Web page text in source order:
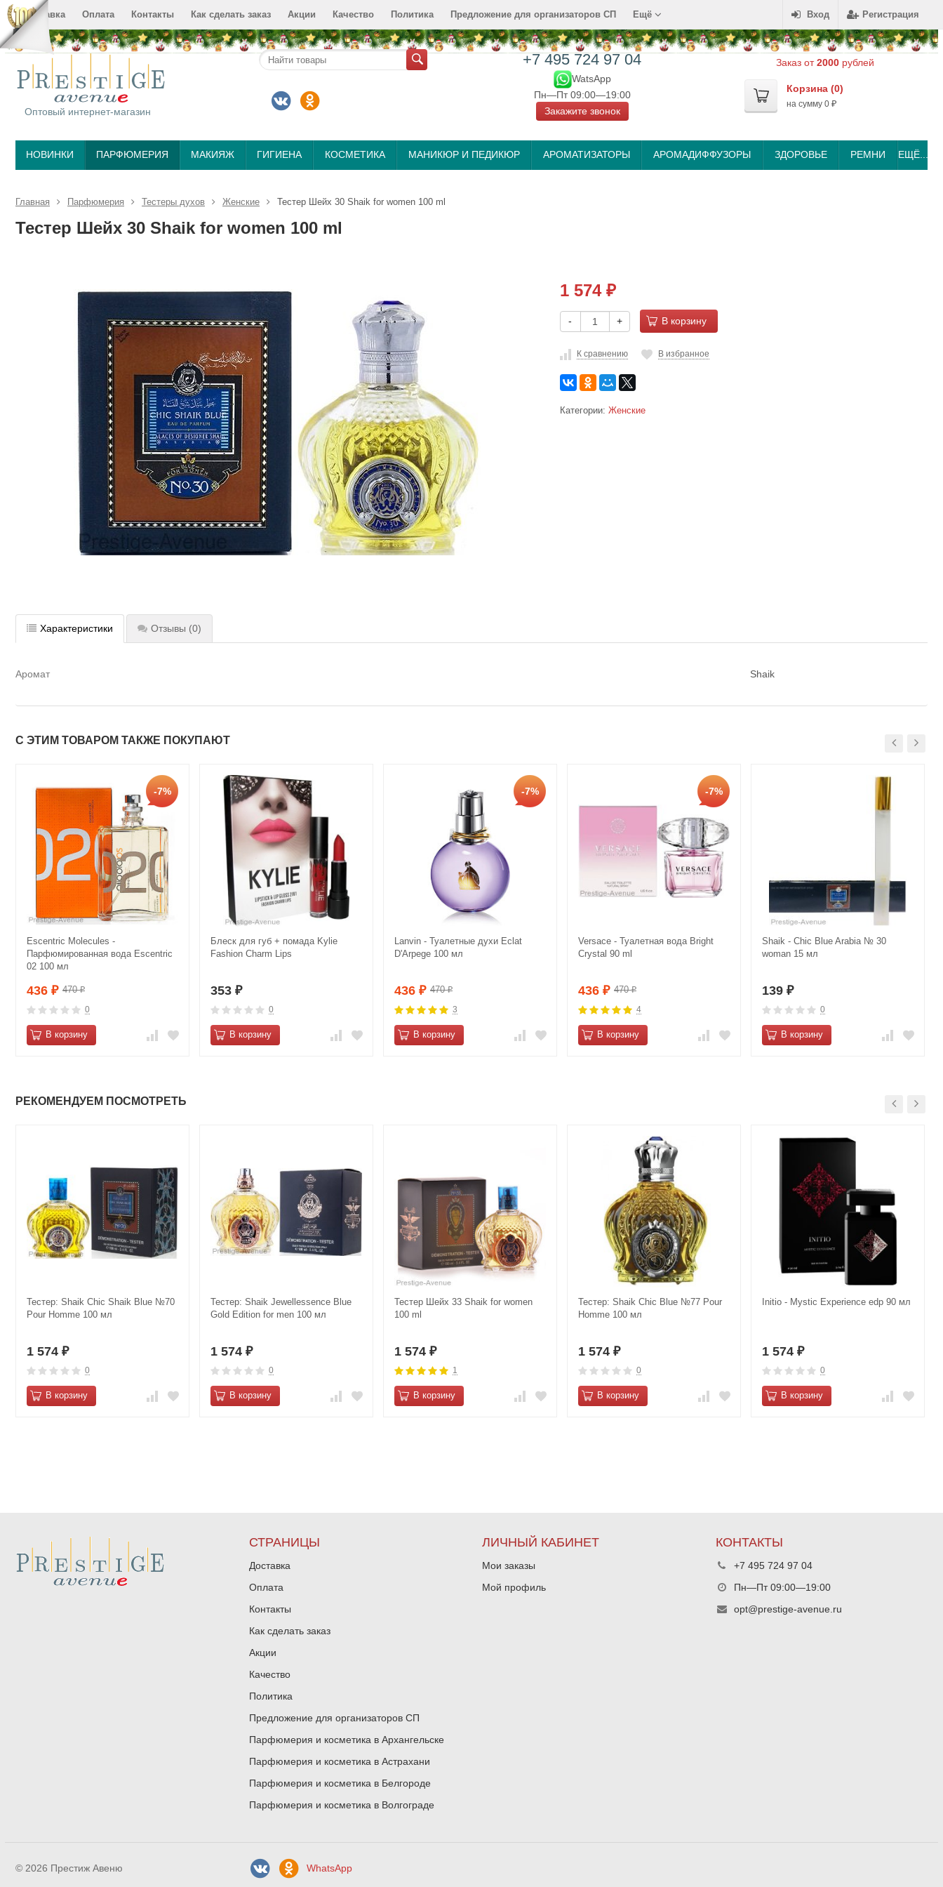
Вход Регистрация
Доставка Оплата Контакты Как сделать заказ Акции Качество Политика Предложение для организаторов СП Ещё
Оптовый интернет-магазин
+7 495 724 97 04
WatsApp
Пн—Пт 09:00—19:00
Закажите звонок
Заказ от2000 рублей
Корзина (0)
на сумму 0 ₽
НОВИНКИ ПАРФЮМЕРИЯ МАКИЯЖ ГИГИЕНА КОСМЕТИКА МАНИКЮР И ПЕДИКЮР АРОМАТИЗАТОРЫ АРОМАДИФФУЗОРЫ ЗДОРОВЬЕ РЕМНИ ЕЩЁ...
Главная Парфюмерия Тестеры духов Женские Тестер Шейх 30 Shaik for women 100 ml
Тестер Шейх 30 Shaik for women 100 ml
1 574 ₽
- + В корзину
К сравнению В избранное
Категории: Женские
Характеристики Отзывы (0)
Аромат Shaik
С ЭТИМ ТОВАРОМ ТАКЖЕ ПОКУПАЮТ
-7%
Escentric Molecules -
Парфюмированная вода Escentric
02 100 мл
436 ₽ 470₽
0
В корзину
Блеск для губ + помада Kylie
Fashion Charm Lips
353 ₽
0
В корзину
-7%
Lanvin - Туалетные духи Eclat
D'Arpege 100 мл
436 ₽ 470₽
3
В корзину
-7%
Versace - Туалетная вода Bright
Crystal 90 ml
436 ₽ 470₽
4
В корзину
Shaik - Chic Blue Arabia № 30
woman 15 мл
139 ₽
0
В корзину
РЕКОМЕНДУЕМ ПОСМОТРЕТЬ
Тестер: Shaik Chic Shaik Blue №70
Pour Homme 100 мл
1 574 ₽
0
В корзину
Тестер: Shaik Jewellessence Blue
Gold Edition for men 100 мл
1 574 ₽
0
В корзину
Тестер Шейх 33 Shaik for women
100 ml
1 574 ₽
1
В корзину
Тестер: Shaik Chic Blue №77 Pour
Homme 100 мл
1 574 ₽
0
В корзину
Initio - Mystic Experience edp 90 мл
1 574 ₽
0
В корзину
СТРАНИЦЫ
Доставка
Оплата
Контакты
Как сделать заказ
Акции
Качество
Политика
Предложение для организаторов СП
Парфюмерия и косметика в Архангельске
Парфюмерия и косметика в Астрахани
Парфюмерия и косметика в Белгороде
Парфюмерия и косметика в Волгограде
ЛИЧНЫЙ КАБИНЕТ
Мои заказы
Мой профиль
КОНТАКТЫ
+7 495 724 97 04
Пн—Пт 09:00—19:00
opt@prestige-avenue.ru
© 2026 Престиж Авеню WhatsApp